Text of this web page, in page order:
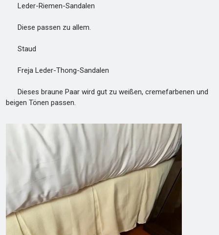
Leder-Riemen-Sandalen
Diese passen zu allem.
Staud
Freja Leder-Thong-Sandalen
Dieses braune Paar wird gut zu weißen, cremefarbenen und
beigen Tönen passen.